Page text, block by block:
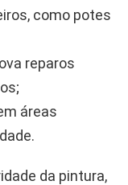
como potes
reparos
áreas
da pintura,